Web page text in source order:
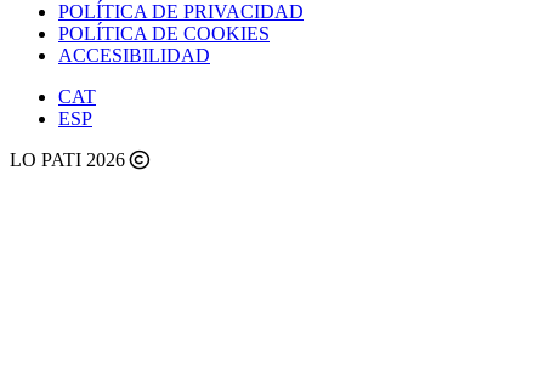
POLÍTICA DE PRIVACIDAD
POLÍTICA DE COOKIES
ACCESIBILIDAD
CAT
ESP
LO PATI 2026